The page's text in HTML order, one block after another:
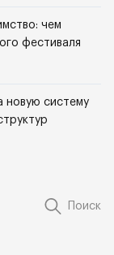
чем
фестиваля
новую систему
Поиск